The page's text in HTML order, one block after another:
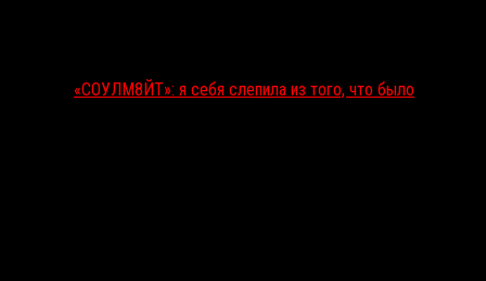
«СОУЛМ8ЙТ»: я себя слепила из того, что было